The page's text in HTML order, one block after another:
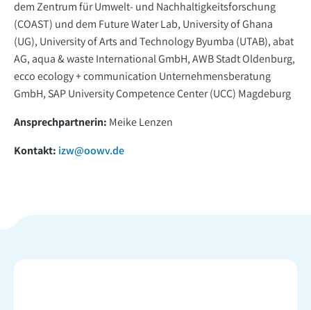
dem Zentrum für Umwelt- und Nachhaltigkeitsforschung
(COAST) und dem Future Water Lab, University of Ghana
(UG), University of Arts and Technology Byumba (UTAB), abat
AG, aqua & waste International GmbH, AWB Stadt Oldenburg,
ecco ecology + communication Unternehmensberatung
GmbH, SAP University Competence Center (UCC) Magdeburg
Ansprechpartnerin: Meike Lenzen
Kontakt: izw@oowv.de